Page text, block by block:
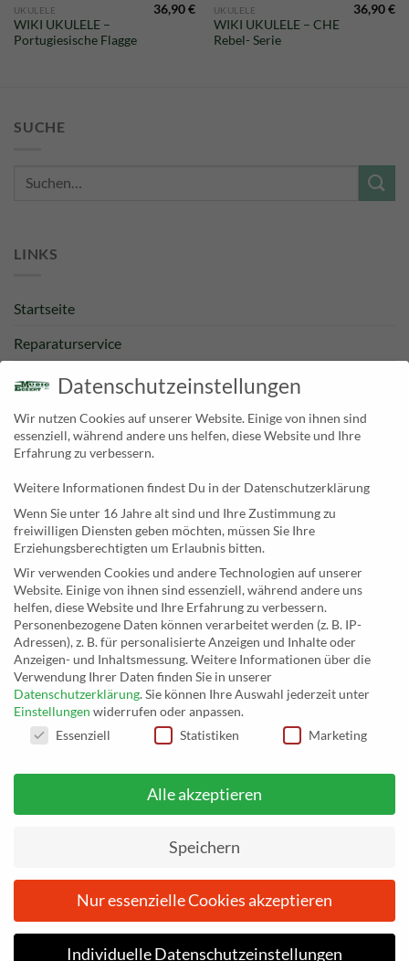
26. Juni 2026bis einschließlich3. Juli 2026befinden wir
26. Juni 2026bis einschließlich3. Juli 2026befinden wir
UKULELE
WIKI UKULELE –
Portugiesische Flagge
36,90€ UKULELE
WIKI UKULELE – CHE
Rebel- Serie
36,90€
SUCHE
Suche
LINKS
Startseite
Reparaturservice
Bestpreisgarantie
Kategorien
Newsletter
KONTAKT
MusicEggert
Inh. Rolf Eggert
Paulstraße 2a
19249 Lübtheen
Telefon: +493885551353
E-Mail:
musikhaus@musiceggert.de
PayPal E-Mail:info@musiceggert.de
auf musikhaus.musiceggert.de.
IMPRESSUM DATENSCHUTZERKLÄRUNG
AGB
ZAHLUNGSARTEN
WIDERRUFSBELEHRUNG
26. Juni 2026bis einschließlich3. Juli 2026befinden wir
uns im Urlaub. Ihre Bestellungen werden nach dem 3. Juli 2026
bearbeitet. Wir bitten um Verständnis.
Datenschutzeinstellungen
Wir nutzen Cookies auf unserer Website. Einige von ihnen sind
essenziell, während andere uns helfen, diese Website und Ihre
Erfahrung zu verbessern.
Weitere Informationen findest Du in der Datenschutzerklärung
Wenn Sie unter 16 Jahre alt sind und Ihre Zustimmung zu
freiwilligen Diensten geben möchten, müssen Sie Ihre
Erziehungsberechtigten um Erlaubnis bitten.
Wir verwenden Cookies und andere Technologien auf unserer
Website. Einige von ihnen sind essenziell, während andere uns
helfen, diese Website und Ihre Erfahrung zu verbessern.
Personenbezogene Daten können verarbeitet werden (z. B. IP-
Adressen), z. B. für personalisierte Anzeigen und Inhalte oder
Anzeigen- und Inhaltsmessung.Weitere Informationen über die
Verwendung Ihrer Daten finden Sie in unserer
Datenschutzerklärung.Sie können Ihre Auswahl jederzeit unter
Einstellungen widerrufen oder anpassen.
DATENSCHUTZEINSTELLUNGEN
Essenziell Statistiken Marketing
Alle akzeptieren
Speichern
Nur essenzielle Cookies akzeptieren
Individuelle Datenschutzeinstellungen